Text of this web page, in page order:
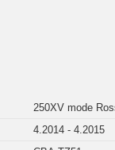
250XV mode
4.2014 - 4.2015